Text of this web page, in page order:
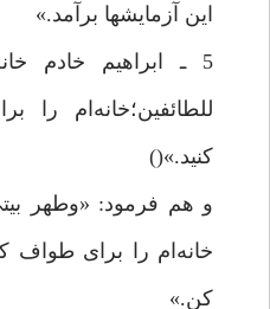
اين آزمايشها برآمد.»
5 ـ ابراهيم خادم
للطائفين؛خانه‌ام را
كنيد.»()
و هم فرمود: «وطهر
خانه‌ام را براى طواف
كن.»